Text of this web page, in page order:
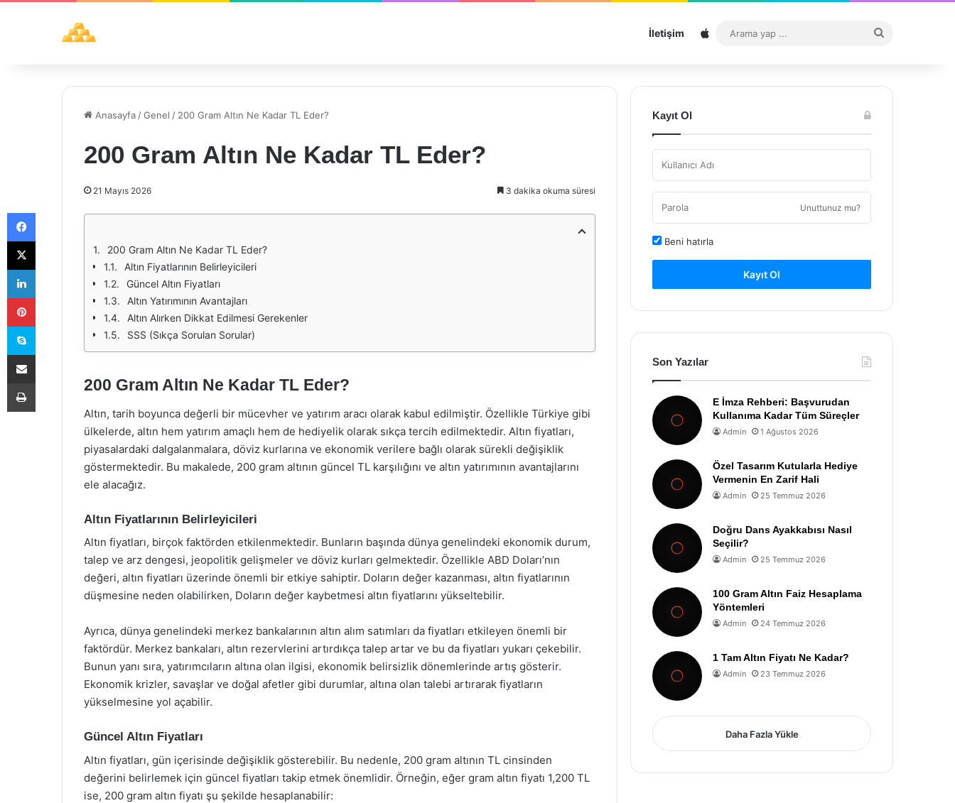
İletişim Sitemap
...
Anasayfa /Genel / 200 Gram Altın Ne Kadar TL Eder?
200 Gram Altın Ne Kadar TL Eder?
21 Mayıs 2026 3 dakika okuma süresi
200 Gram Altın Ne Kadar TL Eder?
Altın Fiyatlarının Belirleyicileri
Güncel Altın Fiyatları
Altın Yatırımının Avantajları
Altın Alırken Dikkat Edilmesi Gerekenler
SSS (Sıkça Sorulan Sorular)
200 Gram Altın Ne Kadar TL Eder?
Altın, tarih boyunca değerli bir mücevher ve yatırım aracı olarak kabul edilmiştir. Özellikle Türkiye gibi
ülkelerde, altın hem yatırım amaçlı hem de hediyelik olarak sıkça tercih edilmektedir. Altın fiyatları,
piyasalardaki dalgalanmalara, döviz kurlarına ve ekonomik verilere bağlı olarak sürekli değişiklik
göstermektedir. Bu makalede, 200 gram altının güncel TL karşılığını ve altın yatırımının avantajlarını
ele alacağız.
Altın Fiyatlarının Belirleyicileri
Altın fiyatları, birçok faktörden etkilenmektedir. Bunların başında dünya genelindeki ekonomik durum,
talep ve arz dengesi, jeopolitik gelişmeler ve döviz kurları gelmektedir. Özellikle ABD Doları’nın
değeri, altın fiyatları üzerinde önemli bir etkiye sahiptir. Doların değer kazanması, altın fiyatlarının
düşmesine neden olabilirken, Doların değer kaybetmesi altın fiyatlarını yükseltebilir.
Ayrıca, dünya genelindeki merkez bankalarının altın alım satımları da fiyatları etkileyen önemli bir
faktördür. Merkez bankaları, altın rezervlerini artırdıkça talep artar ve bu da fiyatları yukarı çekebilir.
Bunun yanı sıra, yatırımcıların altına olan ilgisi, ekonomik belirsizlik dönemlerinde artış gösterir.
Ekonomik krizler, savaşlar ve doğal afetler gibi durumlar, altına olan talebi artırarak fiyatların
yükselmesine yol açabilir.
Güncel Altın Fiyatları
Altın fiyatları, gün içerisinde değişiklik gösterebilir. Bu nedenle, 200 gram altının TL cinsinden
değerini belirlemek için güncel fiyatları takip etmek önemlidir. Örneğin, eğer gram altın fiyatı 1,200 TL
ise, 200 gram altın fiyatı şu şekilde hesaplanabilir:
Kayıt Ol
Unuttunuz mu?
Beni hatırla
Kayıt Ol
Son Yazılar
E İmza Rehberi: Başvurudan
Kullanıma Kadar Tüm Süreçler
Admin 1 Ağustos 2026
Özel Tasarım Kutularla Hediye
Vermenin En Zarif Hali
Admin 25 Temmuz 2026
Doğru Dans Ayakkabısı Nasıl
Seçilir?
Admin 25 Temmuz 2026
100 Gram Altın Faiz Hesaplama
Yöntemleri
Admin 24 Temmuz 2026
1 Tam Altın Fiyatı Ne Kadar?
Admin 23 Temmuz 2026
Daha Fazla Yükle
Facebook
X
LinkedIn
Pinterest
Skype
E-Posta ile paylaş